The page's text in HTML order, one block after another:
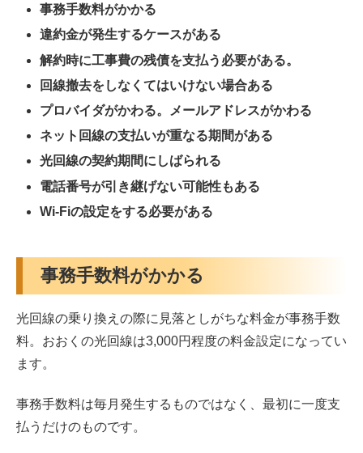
事務手数料がかかる
違約金が発生するケースがある
解約時に工事費の残債を支払う必要がある。
回線撤去をしなくてはいけない場合ある
プロバイダがかわる。メールアドレスがかわる
ネット回線の支払いが重なる期間がある
光回線の契約期間にしばられる
電話番号が引き継げない可能性もある
Wi-Fiの設定をする必要がある
事務手数料がかかる
光回線の乗り換えの際に見落としがちな料金が事務手数
料。おおくの光回線は3,000円程度の料金設定になってい
ます。
事務手数料は毎月発生するものではなく、最初に一度支
払うだけのものです。